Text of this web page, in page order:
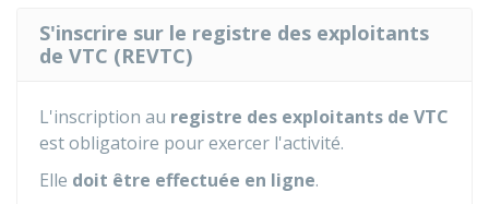
S'inscrire sur le registre des exploitants
de VTC (REVTC)
L'inscription au registre des exploitants de VTC
est obligatoire pour exercer l'activité.
Elle doit être effectuée en ligne.